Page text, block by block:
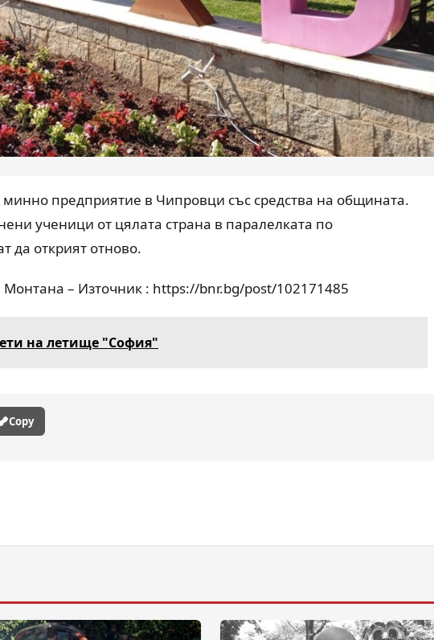
предприятие в Чипровци със средства на общината.
ученици от цялата страна в паралелката по
да открият отново.
– Източник : https://bnr.bg/post/102171485
на летище "София"
Copy